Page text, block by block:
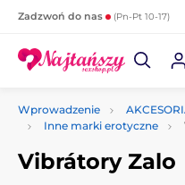
Zadzwoń do nas (Pn-Pt 10-17)
Wprowadzenie
Inne marki erotyczne
Vibrátory Zalo